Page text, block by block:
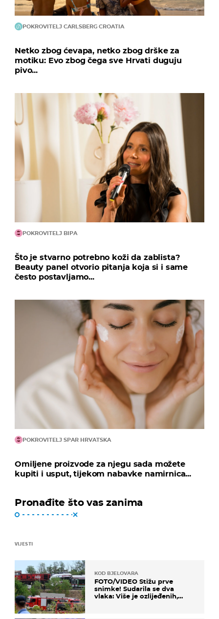
POKROVITELJ CARLSBERG CROATIA
Netko zbog ćevapa, netko zbog drške za
motiku: Evo zbog čega sve Hrvati duguju
pivo...
POKROVITELJ BIPA
Što je stvarno potrebno koži da zablista?
Beauty panel otvorio pitanja koja si i same
često postavljamo...
POKROVITELJ SPAR HRVATSKA
Omiljene proizvode za njegu sada možete
kupiti i usput, tijekom nabavke namirnica...
Pronađite što vas zanima
VIJESTI
KOD BJELOVARA
FOTO/VIDEO Stižu prve
snimke! Sudarila se dva
vlaka: Više je ozlijeđenih,